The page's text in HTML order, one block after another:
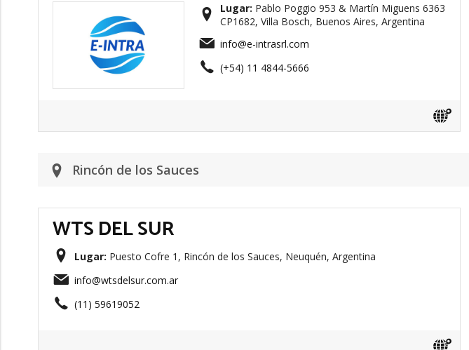
Lugar: Pablo Poggio 953 & Martín Miguens 6363
CP1682, Villa Bosch, Buenos Aires, Argentina
info@e-intrasrl.com
(+54) 11 4844-5666
Rincón de los Sauces
WTS DEL SUR
Lugar: Puesto Cofre 1, Rincón de los Sauces, Neuquén, Argentina
info@wtsdelsur.com.ar
(11) 59619052